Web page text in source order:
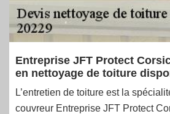
Entreprise JFT Protect
en nettoyage de toiture
L’entretien de toiture est la
couvreur Entreprise JFT Protect